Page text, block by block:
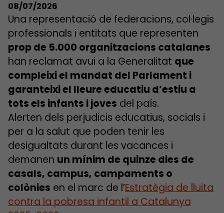
08/07/2026
Una representació de federacions, col·legis
professionals i entitats que representen
prop de 5.000 organitzacions catalanes
han reclamat avui a la Generalitat que
compleixi el mandat del Parlament i
garanteixi el lleure educatiu d’estiu a
tots els infants i joves del país.
Alerten dels perjudicis educatius, socials i
per a la salut que poden tenir les
desigualtats durant les vacances i
demanen un mínim de quinze dies de
casals, campus, campaments o
colònies en el marc de l’Estratègia de lluita
contra la pobresa infantil a Catalunya